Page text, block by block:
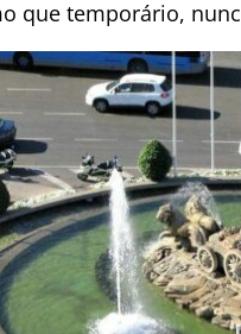
que temporário,